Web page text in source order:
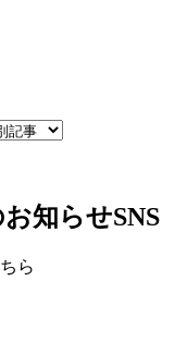
知らせSNS
ら